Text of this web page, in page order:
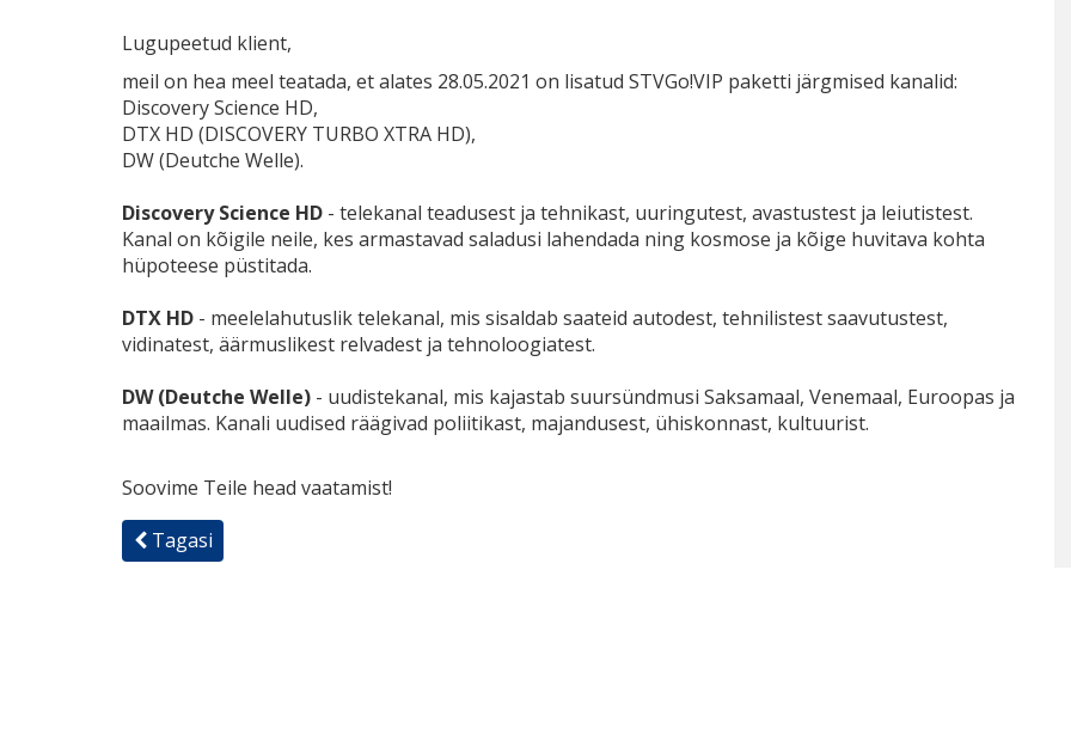
Lugupeetud klient,
meil on hea meel teatada, et alates 28.05.2021 on lisatud STVGo!VIP paketti järgmised kanalid:
Discovery Science HD,
DTX HD (DISCOVERY TURBO XTRA HD),
DW (Deutche Welle).
Discovery Science HD - telekanal teadusest ja tehnikast, uuringutest, avastustest ja leiutistest.
Kanal on kõigile neile, kes armastavad saladusi lahendada ning kosmose ja kõige huvitava kohta
hüpoteese püstitada.
DTX HD - meelelahutuslik telekanal, mis sisaldab saateid autodest, tehnilistest saavutustest,
vidinatest, äärmuslikest relvadest ja tehnoloogiatest.
DW (Deutche Welle) - uudistekanal, mis kajastab suursündmusi Saksamaal, Venemaal, Euroopas ja
maailmas. Kanali uudised räägivad poliitikast, majandusest, ühiskonnast, kultuurist.
Soovime Teile head vaatamist!
Tagasi